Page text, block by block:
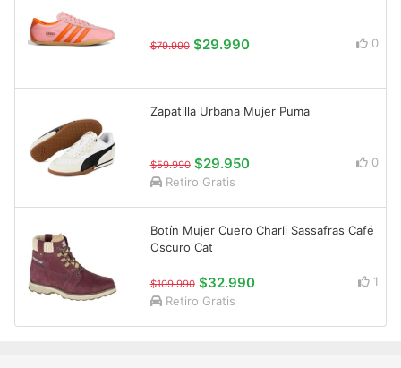
$79.990 $29.990 0
Zapatilla Urbana Mujer Puma
$59.990 $29.950
0
Retiro Gratis
Botín Mujer Cuero Charli Sassafras Café
Oscuro Cat
$109.990 $32.990
1
Retiro Gratis